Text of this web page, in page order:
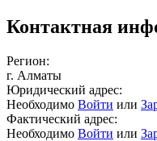
Контактная
Регион:
г. Алматы
Юридический адрес:
Необходимо Войти или
Фактический адрес:
Необходимо Войти или